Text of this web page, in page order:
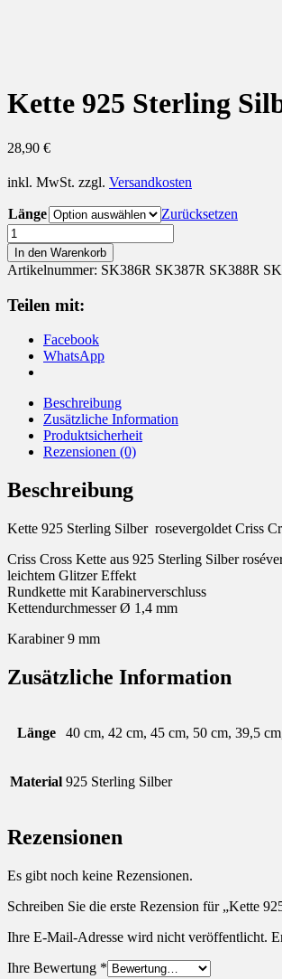
Kette 925 Sterling
28,90 €
inkl. MwSt. zzgl. Versandkosten
Länge
Zurücksetzen
Kette
925
Sterling
Silber
Rosegold
Criss
Menge
In den Warenkorb
Artikelnummer: SK386R SK387R SK388R
Teilen mit:
Facebook
WhatsApp
Beschreibung
Zusätzliche Information
Produktsicherheit
Rezensionen (0)
Beschreibung
Kette 925 Sterling Silber rosevergoldet Criss
Criss Cross Kette aus 925 Sterling Silber
leichtem Glitzer Effekt
Rundkette mit Karabinerverschluss
Kettendurchmesser Ø 1,4 mm
Karabiner 9 mm
Zusätzliche Information
Länge 40 cm, 42 cm, 45 cm, 50 cm, 39,5
Material 925 Sterling Silber
Rezensionen
Es gibt noch keine Rezensionen.
Schreiben Sie die erste Rezension für „Kette
Ihre E-Mail-Adresse wird nicht veröffentlicht.
Ihre Bewertung *